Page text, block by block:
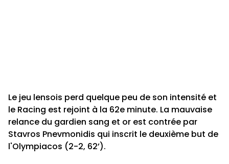
Le jeu lensois perd quelque peu de son intensité et
le Racing est rejoint à la 62e minute. La mauvaise
relance du gardien sang et or est contrée par
Stavros Pnevmonidis qui inscrit le deuxième but de
l'Olympiacos (2-2, 62’).